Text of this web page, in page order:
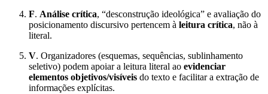
F. Análise crítica, “desconstrução ideológica” e avaliação do
posicionamento discursivo pertencem à leitura crítica, não à
literal.
V. Organizadores (esquemas, sequências, sublinhamento
seletivo) podem apoiar a leitura literal ao evidenciar
elementos objetivos/visíveis do texto e facilitar a extração de
informações explícitas.